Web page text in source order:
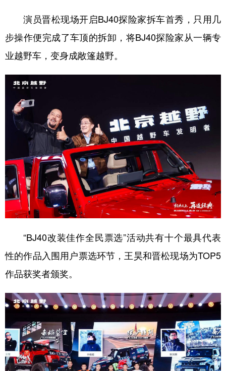
演员晋松现场开启BJ40探险家拆车首秀，只用几
步操作便完成了车顶的拆卸，将BJ40探险家从一辆专
业越野车，变身成敞篷越野。
“BJ40改装佳作全民票选”活动共有十个最具代表
性的作品入围用户票选环节，王昊和晋松现场为TOP5
作品获奖者颁奖。